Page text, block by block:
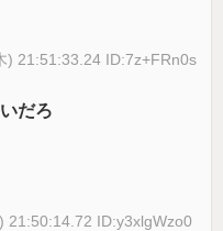
) 21:51:33.24 ID:7z+FRn0s
だろ
21:50:14.72 ID:y3xlgWzo0